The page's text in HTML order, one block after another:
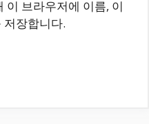
이 브라우저에 이름, 이
저장합니다.